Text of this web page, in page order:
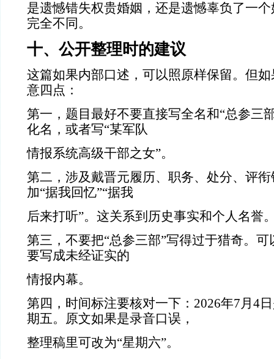
是遗憾错失权贵婚姻，还是遗憾辜负了一
完全不同。
十、公开整理时的建议
这篇如果内部口述，可以照原样保留。但
意四点：
第一，题目最好不要直接写全名和“总参三
化名，或者写“某军队
情报系统高级干部之女”。
第二，涉及戴晋元履历、职务、处分、评
加“据我回忆”“据我
后来打听”。这关系到历史事实和个人名誉
第三，不要把“总参三部”写得过于猎奇。
要写成未经证实的
情报内幕。
第四，时间标注要核对一下：2026年7月4
期五。原文如果是录音口误，
整理稿里可改为“星期六”。